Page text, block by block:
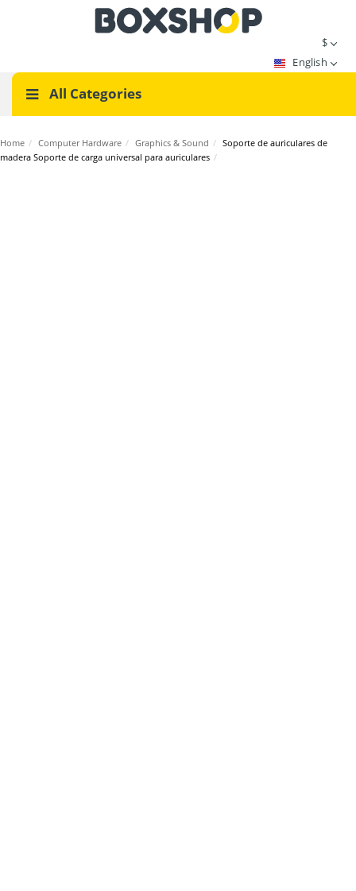
$
English
All Categories
Home / Computer Hardware / Graphics & Sound / Soporte de auriculares de
madera Soporte de carga universal para auriculares /